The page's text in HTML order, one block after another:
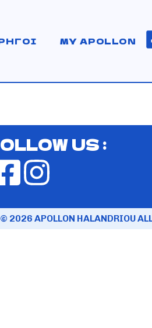
MY APOLLON
US :
2026 APOLLON HALANDRIOU